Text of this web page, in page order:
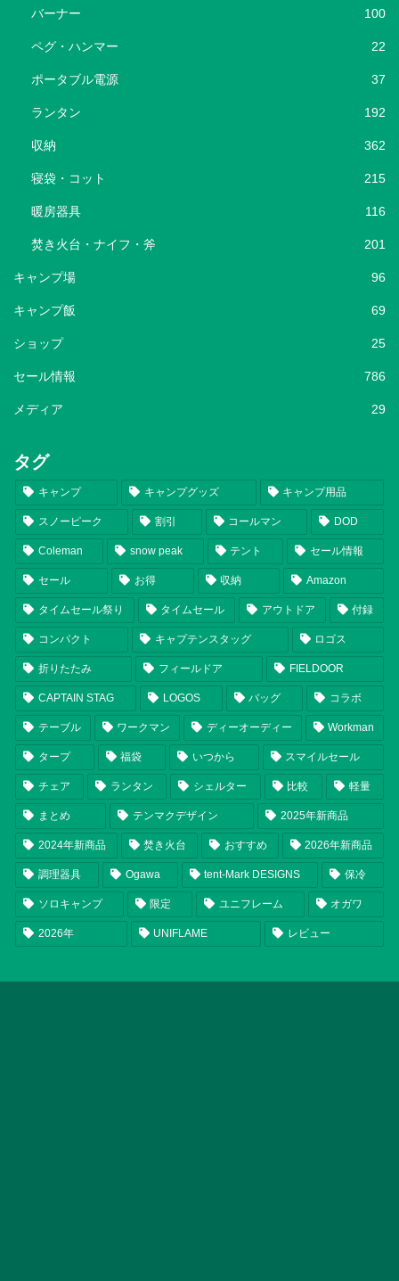
バーナー 100
ペグ・ハンマー 22
ポータブル電源 37
ランタン 192
収納 362
寝袋・コット 215
暖房器具 116
焚き火台・ナイフ・斧 201
キャンプ場 96
キャンプ飯 69
ショップ 25
セール情報 786
メディア 29
タグ
キャンプ キャンプグッズ キャンプ用品
スノーピーク 割引 コールマン DOD
Coleman snow peak テント セール情報
セール お得 収納 Amazon
タイムセール祭り タイムセール アウトドア 付録
コンパクト キャプテンスタッグ ロゴス
折りたたみ フィールドア FIELDOOR
CAPTAIN STAG LOGOS バッグ コラボ
テーブル ワークマン ディーオーディー Workman
タープ 福袋 いつから スマイルセール
チェア ランタン シェルター 比較 軽量
まとめ テンマクデザイン 2025年新商品
2024年新商品 焚き火台 おすすめ 2026年新商品
調理器具 Ogawa tent-Mark DESIGNS 保冷
ソロキャンプ 限定 ユニフレーム オガワ
2026年 UNIFLAME レビュー